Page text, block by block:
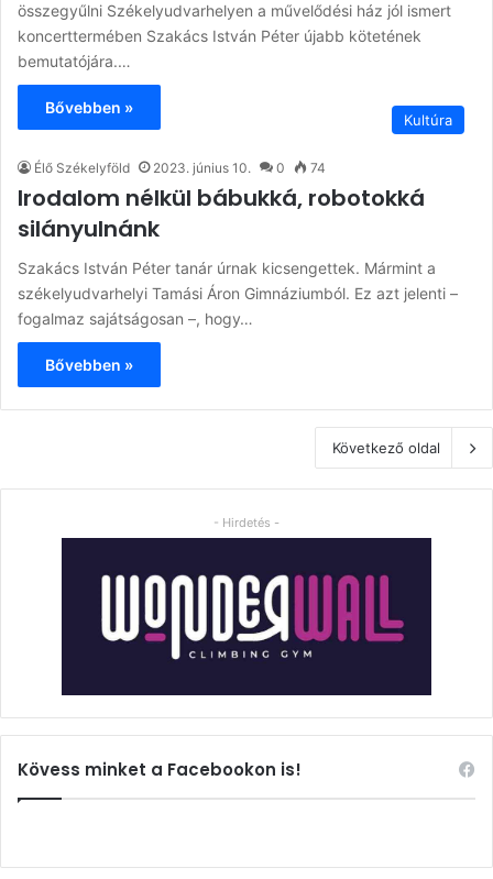
összegyűlni Székelyudvarhelyen a művelődési ház jól ismert
koncerttermében Szakács István Péter újabb kötetének
bemutatójára.…
Bővebben »
Kultúra
Élő Székelyföld 2023. június 10. 0 74
Irodalom nélkül bábukká, robotokká
silányulnánk
Szakács István Péter tanár úrnak kicsengettek. Mármint a
székelyudvarhelyi Tamási Áron Gimnáziumból. Ez azt jelenti –
fogalmaz sajátságosan –, hogy…
Bővebben »
Következő oldal
- Hirdetés -
Kövess minket a Facebookon is!